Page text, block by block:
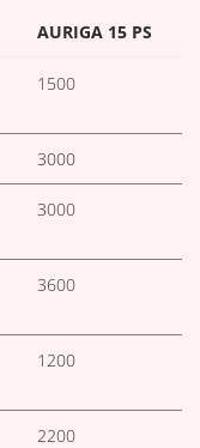
AURIGA 15 PS
1500
3000
3000
3600
1200
2200